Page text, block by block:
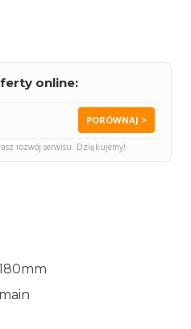
online:
PORÓWNAJ >
rozwój serwisu. Dziękujemy!